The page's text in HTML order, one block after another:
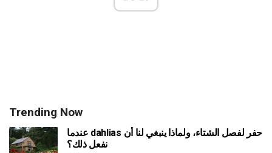
Trending Now
عندما dahlias حفر لفصل الشتاء، ولماذا ينبغي لنا أن
نفعل ذلك؟